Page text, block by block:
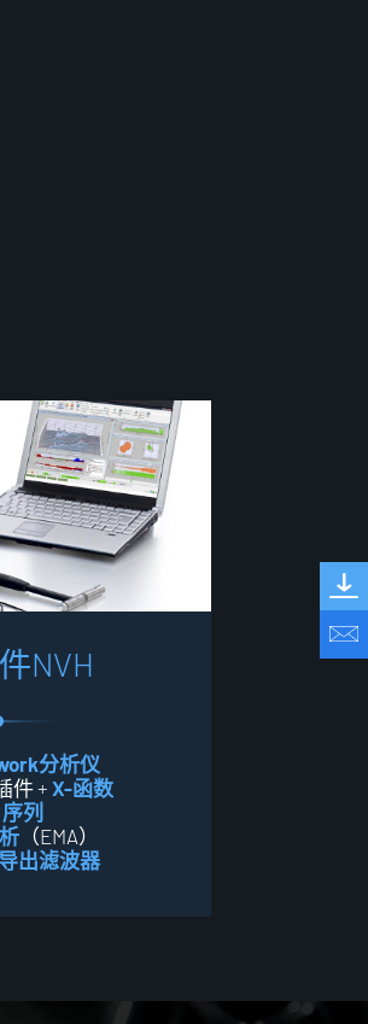
件NVH
分析仪
件 + X-函数
序列
（EMA）
出滤波器